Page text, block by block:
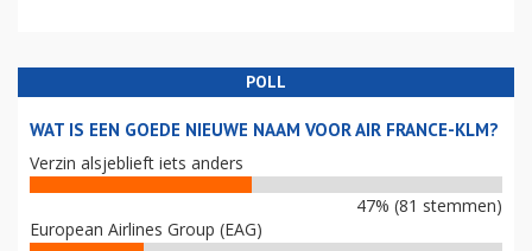
POLL
WAT IS EEN GOEDE NIEUWE NAAM VOOR AIR FRANCE-KLM?
Verzin alsjeblieft iets anders
47% (81 stemmen)
European Airlines Group (EAG)